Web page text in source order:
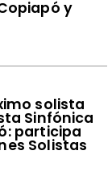
y
solista
Sinfónica
participa
Solistas